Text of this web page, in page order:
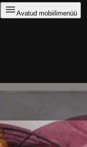
Avatud mobiilimenüü